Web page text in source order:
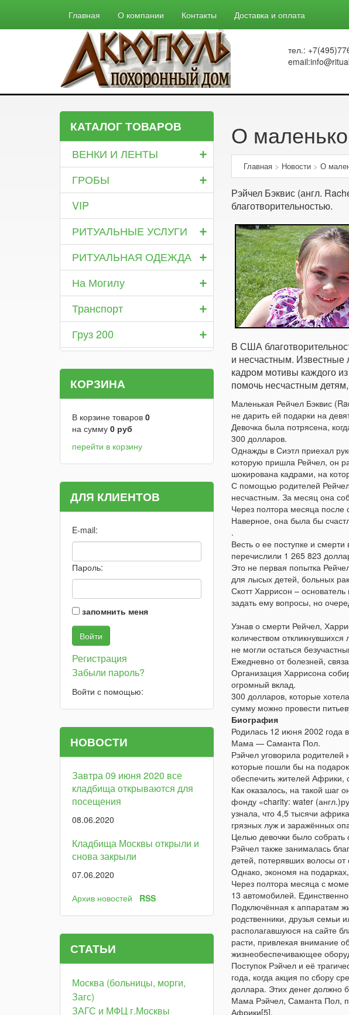
Главная О компании Контакты Доставка и оплата
тел.:
О
Главная> Новости> О
Рэйчел Бэквис (англ.
благотворительностью.
В США
и несчастным. Известные
кадром мотивы каждого
помочь несчастным
Маленькая Рейчел Бэквис
не дарить ей подарки на
Девочка была потрясена,
300 долларов.
Однажды в Сиэтл приехал
которую пришла Рейчел, он
шокирована кадрами, на
С помощью родителей
несчастным. За месяц она
Через полтора месяца после
Наверное, она была бы
.
Весть о ее поступке и
перечислили 1 265 823
Это не первая попытка
для лысых детей, больных
Скотт Харрисон –
задать ему вопросы, но
Узнав о смерти Рейчел,
количеством
не могли остаться
Ежедневно от болезней,
Организация Харрисона
огромный вклад.
300 долларов, которые
сумму можно провести
Биография
Родилась 12 июня 2002 года
Мама — Саманта Пол.
Рэйчел уговорила родителей
которые пошли бы на
обеспечить жителей Африки,
Как оказалось, на такой шаг
фонду «charity: water
узнала, что 4,5 тысячи
грязных луж и заражённых
Целью девочки было
Рэйчел также занималась
детей, потерявших волосы от
Однако, экономя на
Через полтора месяца с
13 автомобилей.
Подключённая к аппаратам
родственники, друзья семьи
располагавшуюся на сайте
расти, привлекая внимание
жизнеобеспечивающее
Поступок Рэйчел и её
года, когда акция по сбору
доллара. Этих денег должно
Мама Рэйчел, Саманта Пол,
Африки[5].
КАТАЛОГ ТОВАРОВ
+
ВЕНКИ И ЛЕНТЫ
+
ГРОБЫ
VIP
+
РИТУАЛЬНЫЕ УСЛУГИ
+
РИТУАЛЬНАЯ ОДЕЖДА
+
На Могилу
+
Транспорт
+
Груз 200
КОРЗИНА
В корзине товаров 0
на сумму 0 руб
перейти в корзину
ДЛЯ КЛИЕНТОВ
E-mail:
Пароль:
запомнить меня
Регистрация
Забыли пароль?
Войти с помощью:
НОВОСТИ
Завтра 09 июня 2020 все
кладбища открываются для
посещения
08.06.2020
Кладбища Москвы открыли и
снова закрыли
07.06.2020
Архив новостей
RSS
СТАТЬИ
Москва (больницы, морги,
Загс)
ЗАГС и МФЦ г.Москвы